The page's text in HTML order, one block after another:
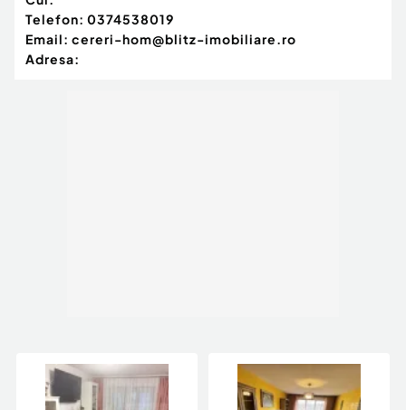
Telefon: 0374538019
Email: cereri-hom@blitz-imobiliare.ro
Adresa: